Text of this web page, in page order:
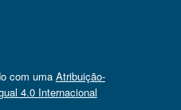
com uma Atribuição-
4.0 Internacional